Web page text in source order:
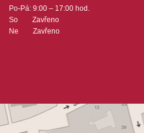
Po-Pá: 9:00 – 17:00 hod.
So Zavřeno
Ne Zavřeno